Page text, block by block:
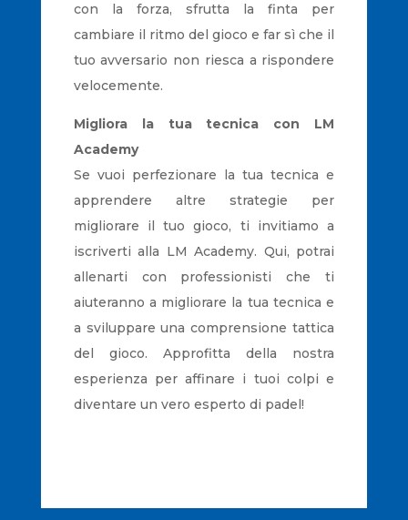
con la forza, sfrutta la finta per
cambiare il ritmo del gioco e far sì che il
tuo avversario non riesca a rispondere
velocemente.
Migliora la tua tecnica con LM
Academy
Se vuoi perfezionare la tua tecnica e
apprendere altre strategie per
migliorare il tuo gioco, ti invitiamo a
iscriverti alla LM Academy. Qui, potrai
allenarti con professionisti che ti
aiuteranno a migliorare la tua tecnica e
a sviluppare una comprensione tattica
del gioco. Approfitta della nostra
esperienza per affinare i tuoi colpi e
diventare un vero esperto di padel!